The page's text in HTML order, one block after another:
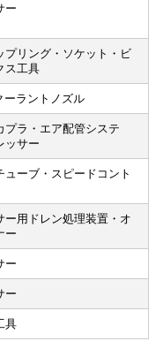
ー
プリング・ソケット・ビ
ス工具
ーラントノズル
プラ・エア配管システ
ッサー
ューブ・スピードコント
ー用ドレン処理装置・オ
ー
ー
ー
具